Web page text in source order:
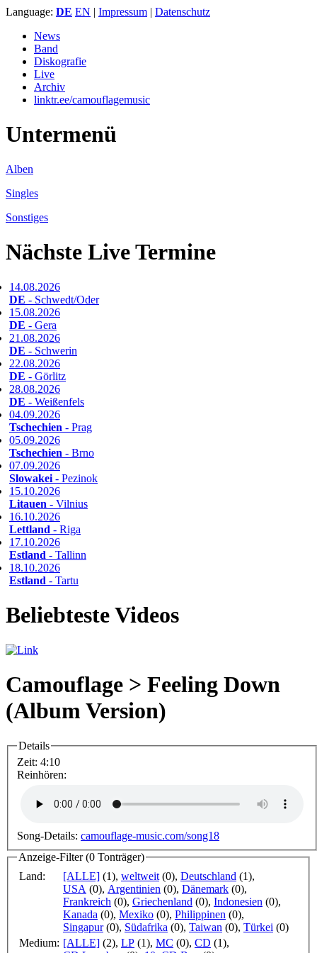
Language: DE EN | Impressum | Datenschutz
News
Band
Diskografie
Live
Archiv
linktr.ee/camouflagemusic
Untermenü
Alben
Singles
Sonstiges
Nächste Live Termine
14.08.2026
DE - Schwedt/Oder
15.08.2026
DE - Gera
21.08.2026
DE - Schwerin
22.08.2026
DE - Görlitz
28.08.2026
DE - Weißenfels
04.09.2026
Tschechien - Prag
05.09.2026
Tschechien - Brno
07.09.2026
Slowakei - Pezinok
15.10.2026
Litauen - Vilnius
16.10.2026
Lettland - Riga
17.10.2026
Estland - Tallinn
18.10.2026
Estland - Tartu
Beliebteste Videos
Camouflage > Feeling Down
(Album Version)
Details
Zeit: 4:10
Reinhören:
Song-Details: camouflage-music.com/song18
Anzeige-Filter (0 Tonträger)
Land:
[ALLE] (1), weltweit (0), Deutschland (1),
USA (0), Argentinien (0), Dänemark (0),
Frankreich (0), Griechenland (0), Indonesien (0),
Kanada (0), Mexiko (0), Philippinen (0),
Singapur (0), Südafrika (0), Taiwan (0), Türkei (0)
Medium: [ALLE] (2), LP (1), MC (0), CD (1),